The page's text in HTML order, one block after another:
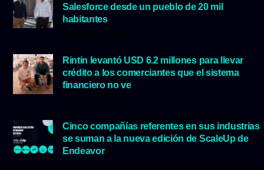
Salesforce desde un pueblo de 20 mil
habitantes
Rintin levantó USD 6.2 millones para llevar
crédito a los comerciantes que el sistema
financiero no ve
Cinco compañías referentes en sus industrias
se suman a la nueva edición de ScaleUp de
Endeavor